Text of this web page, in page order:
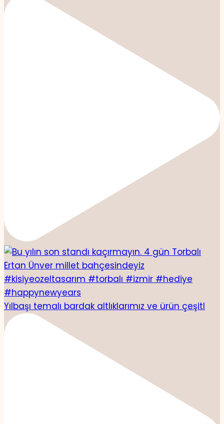
Yılbaşı temalı bardak altlıklarımız ve ürün çeşitl